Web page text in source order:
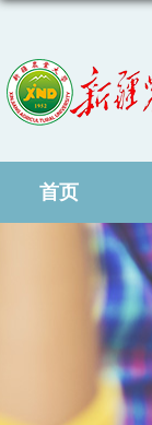
首页